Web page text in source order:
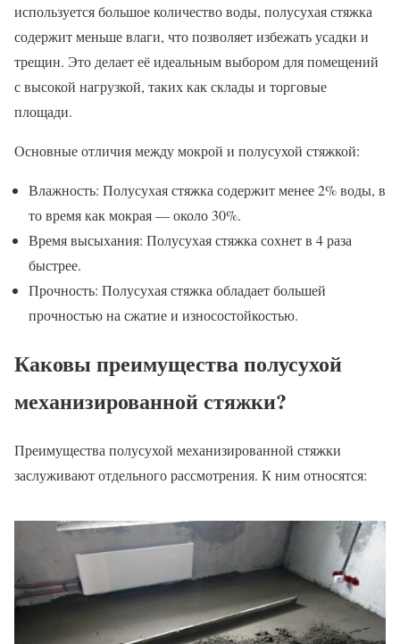
используется большое количество воды, полусухая стяжка
содержит меньше влаги, что позволяет избежать усадки и
трещин. Это делает её идеальным выбором для помещений
с высокой нагрузкой, таких как склады и торговые
площади.
Основные отличия между мокрой и полусухой стяжкой:
Влажность: Полусухая стяжка содержит менее 2% воды, в
то время как мокрая — около 30%.
Время высыхания: Полусухая стяжка сохнет в 4 раза
быстрее.
Прочность: Полусухая стяжка обладает большей
прочностью на сжатие и износостойкостью.
Каковы преимущества полусухой
механизированной стяжки?
Преимущества полусухой механизированной стяжки
заслуживают отдельного рассмотрения. К ним относятся: